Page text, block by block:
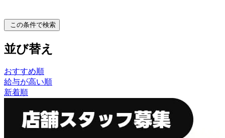
この条件で検索
並び替え
おすすめ順
給与が高い順
新着順